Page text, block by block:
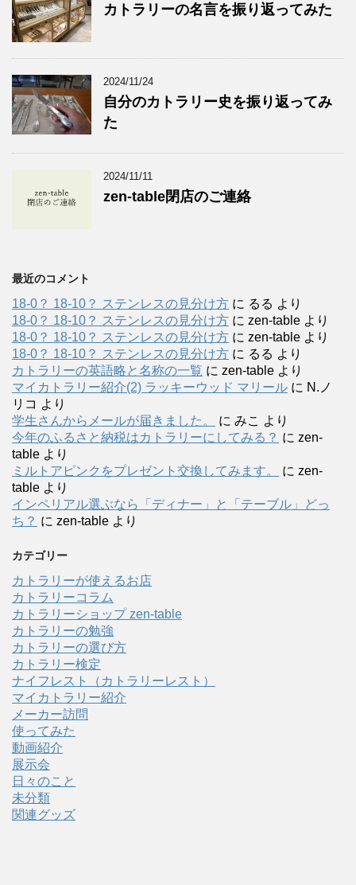
カトラリーの名言を振り返ってみた
2024/11/24
自分のカトラリー史を振り返ってみ
た
2024/11/11
zen-table閉店のご連絡
最近のコメント
18-0？ 18-10？ ステンレスの見分け方 に るる より
18-0？ 18-10？ ステンレスの見分け方 に zen-table より
18-0？ 18-10？ ステンレスの見分け方 に zen-table より
18-0？ 18-10？ ステンレスの見分け方 に るる より
カトラリーの英語略と名称の一覧 に zen-table より
マイカトラリー紹介(2) ラッキーウッド マリール に N.ノ
リコ より
学生さんからメールが届きました。
に みこ より
今年のふるさと納税はカトラリーにしてみる？ に zen-
table より
ミルトアピンクをプレゼント交換してみます。
に zen-
table より
インペリアル選ぶなら「ディナー」と「テーブル」どっ
ち？ に zen-table より
カテゴリー
カトラリーが使えるお店
カトラリーコラム
カトラリーショップ zen-table
カトラリーの勉強
カトラリーの選び方
カトラリー検定
ナイフレスト（カトラリーレスト）
マイカトラリー紹介
メーカー訪問
使ってみた
動画紹介
展示会
日々のこと
未分類
関連グッズ